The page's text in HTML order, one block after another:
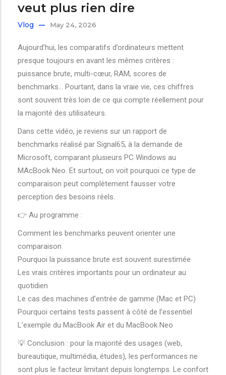
veut plus rien dire
Vlog May 24, 2026
Aujourd’hui, les comparatifs d’ordinateurs mettent
presque toujours en avant les mêmes critères :
puissance brute, multi-cœur, RAM, scores de
benchmarks… Pourtant, dans la vraie vie, ces chiffres
sont souvent très loin de ce qui compte réellement pour
la majorité des utilisateurs.
Dans cette vidéo, je reviens sur un rapport de
benchmarks réalisé par Signal65, à la demande de
Microsoft, comparant plusieurs PC Windows au
MAcBook Neo. Et surtout, on voit pourquoi ce type de
comparaison peut complètement fausser votre
perception des besoins réels.
👉 Au programme :
Comment les benchmarks peuvent orienter une
comparaison
Pourquoi la puissance brute est souvent surestimée
Les vrais critères importants pour un ordinateur au
quotidien
Le cas des machines d’entrée de gamme (Mac et PC)
Pourquoi certains tests passent à côté de l’essentiel
L’exemple du MacBook Air et du MacBook Neo
💡 Conclusion : pour la majorité des usages (web,
bureautique, multimédia, études), les performances ne
sont plus le facteur limitant depuis longtemps. Le confort